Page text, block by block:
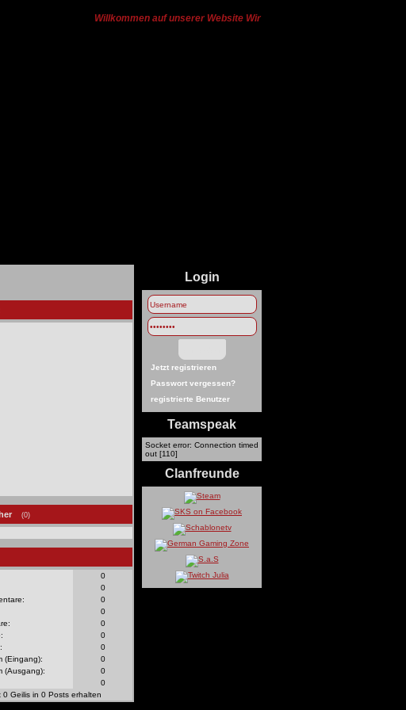
Willkommen auf unserer Website Wir haben von Ts3 zu Discord
(0)
0
0
0
0
0
0
0
(Eingang):
0
(Ausgang):
0
0
0 Geilis in 0 Posts erhalten
Login
Jetzt registrieren
Passwort vergessen?
registrierte Benutzer
Teamspeak
Socket error: Connection timed
out [110]
Clanfreunde